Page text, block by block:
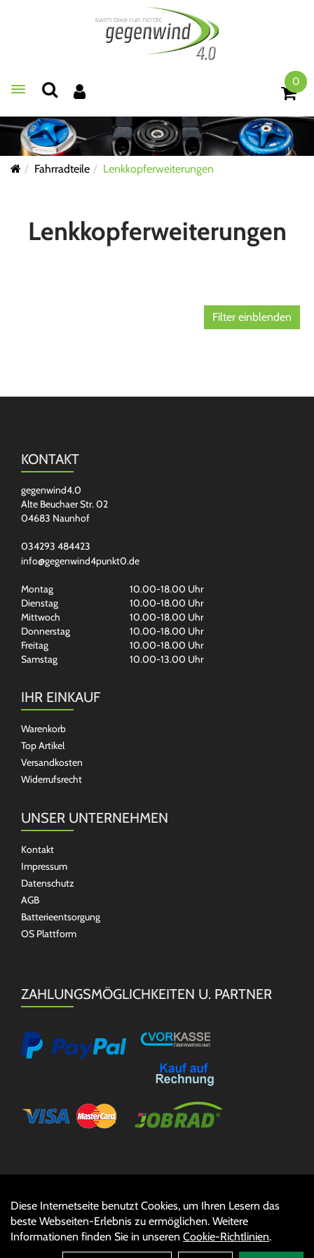
Toggle navigation
0
Fahrradteile Lenkkopferweiterungen
Lenkkopferweiterungen
Filter einblenden
KONTAKT
gegenwind4.0
Alte Beuchaer Str. 02
04683 Naunhof
034293 484423
info@gegenwind4punkt0.de
Montag
10.00-18.00 Uhr
Dienstag
10.00-18.00 Uhr
Mittwoch
10.00-18.00 Uhr
Donnerstag
10.00-18.00 Uhr
Freitag
10.00-18.00 Uhr
Samstag
10.00-13.00 Uhr
IHR EINKAUF
Warenkorb
Top Artikel
Versandkosten
Widerrufsrecht
UNSER UNTERNEHMEN
Kontakt
Impressum
Datenschutz
AGB
Batterieentsorgung
OS Plattform
ZAHLUNGSMÖGLICHKEITEN U. PARTNER
Diese Internetseite benutzt Cookies, um Ihren Lesern das
beste Webseiten-Erlebnis zu ermöglichen. Weitere
Informationen finden Sie in unseren Cookie-Richtlinien.
Auftrag widerrufen